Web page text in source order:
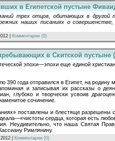
в Египетской пустыне
трех отцов, обитающих в другой
наших писаниях о
Комментарии (0)
в Скитской пустыне
эпохи—эпохи еще единой
390 года отправился в Египет, на родину
и записывая их рассказы о
глубоко и творчески усвоив
сочинение.
поставлены и блестяще
сердца, которая есть
Неудивительно, что наша Святая
Римлянину.
Комментарии (0)